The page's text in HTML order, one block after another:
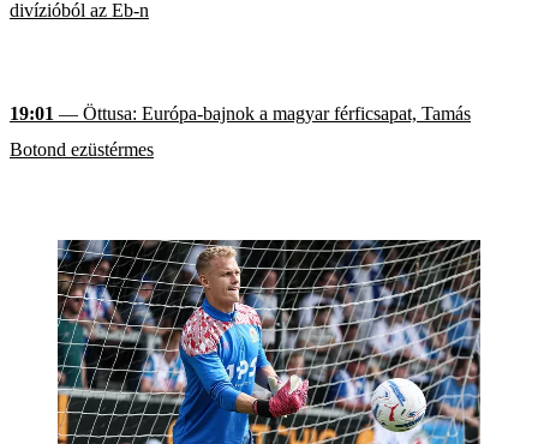
divízióból az Eb-n
19:01 — Öttusa: Európa-bajnok a magyar férficsapat, Tamás
Botond ezüstérmes